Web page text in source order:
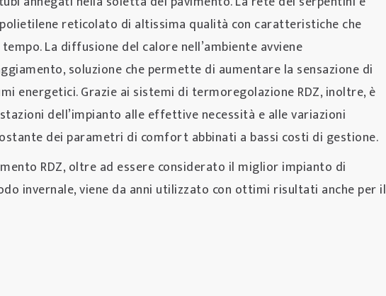
reticolato di altissima qualità con caratteristiche che
La diffusione del calore nell’ambiente avviene
soluzione che permette di aumentare la sensazione di
energetici. Grazie ai sistemi di termoregolazione RDZ, inoltre, è
dell’impianto alle effettive necessità e alle variazioni
dei parametri di comfort abbinati a bassi costi di gestione.
RDZ, oltre ad essere considerato il miglior impianto di
invernale, viene da anni utilizzato con ottimi risultati anche per il